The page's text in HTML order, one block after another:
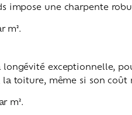
impose une charpente
m².
longévité exceptionnelle,
toiture, même si son coût
m².